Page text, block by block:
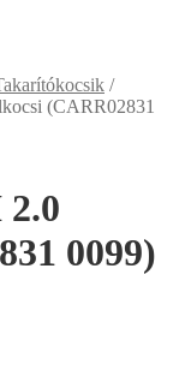
/
(CARR02831
0099)